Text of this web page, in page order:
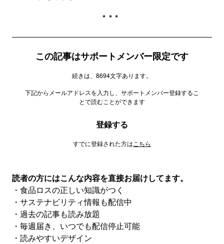
***
この記事はサポートメンバー限定です
続きは、8694文字あります。
下記からメールアドレスを入力し、サポートメンバー登録するこ
とで読むことができます
登録する
すでに登録された方は こちら
読者の方にはこんな内容を直接お届けしてます。
・食品ロスの正しい知識がつく
・サステナビリティ情報も配信中
・過去の記事も読み放題
・毎週届き、いつでも配信停止可能
・読みやすいデザイン